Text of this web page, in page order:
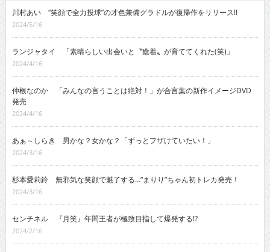
川村あい “笑顔で全力投球”の才色兼備グラドルが復帰作をリリース!!
2024/5/16
ランジャタイ 「素晴らしい出会いと〝癒着〟が育ててくれた(笑)」
2024/4/16
仲根なのか 「みんなの言うことは絶対！」が合言葉の新作イメージDVD
発売
2024/4/16
あぁ～しらき 男かな？女かな？「ずっとフザけていたい！」
2024/3/16
杉本愛莉鈴 無邪気な笑顔で魅了する…“まりり”ちゃん初トレカ発売！
2024/3/16
センチネル 『月笑』年間王者が極致目指して爆発する!?
2024/2/16